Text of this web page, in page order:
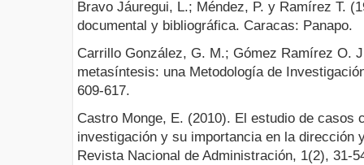
Bravo Jáuregui, L.; Méndez, P. y Ramírez T.
documental y bibliográfica. Caracas: Panapo.
Carrillo González, G. M.; Gómez Ramírez O.
metasíntesis: una Metodología de
609-617.
Castro Monge, E. (2010). El estudio de casos
investigación y su importancia en la dirección
Revista Nacional de Administración, 1(2), 31-